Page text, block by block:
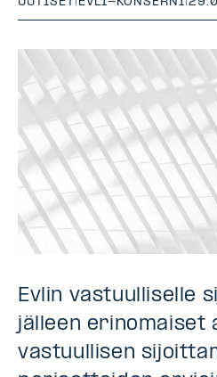
Evlin vastuulliselle
jälleen erinomaiset
vastuullisen